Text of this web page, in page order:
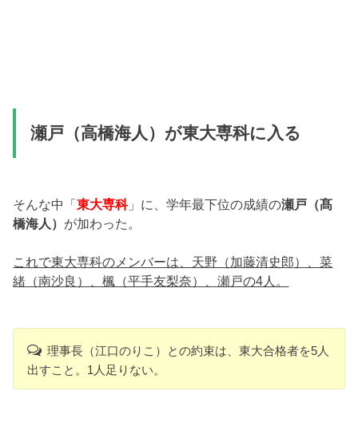
瀬戸（高橋海人）が東大専科に入る
そんな中「東大専科」に、学年最下位の成績の瀬戸（髙
橋海人） が加わった。
これで東大専科のメンバーは、天野（加藤清史郎）、菜
緒（南沙良）、楓（平手友梨奈）、瀬戸の4人。
理事長（江口のりこ）との約束は、東大合格者を5人
出すこと。1人足りない。